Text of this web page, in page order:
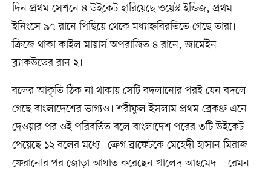
দিন প্রথম সেশনে ৪ উইকেট হারিয়েছে ওয়েস্ট ইন্ডিজ, প্রথম
ইনিংসে ৯৭ রানে পিছিয়ে থেকে মধ্যাহ্নবিরতিতে গেছে তারা।
ক্রিজে থাকা কাইল মায়ার্স অপরাজিত ৪ রানে, জার্মেইন
ব্ল্যাকউডের রান ২।
বলের আকৃতি ঠিক না থাকায় সেটি বদলানোর পরই যেন বদলে
গেছে বাংলাদেশের ভাগ্যও। শরীফুল ইসলাম প্রথম ব্রেকথ্রু এনে
দেওয়ার পর ওই পরিবর্তিত বলে বাংলাদেশ পরের ৩টি উইকেট
পেয়েছে ১২ বলের মধ্যে। ক্রেগ ব্রাফেটকে মেহেদী হাসান মিরাজ
ফেরানোর পর জোড়া আঘাত করেছেন খালেদ আহমেদ—রেমন